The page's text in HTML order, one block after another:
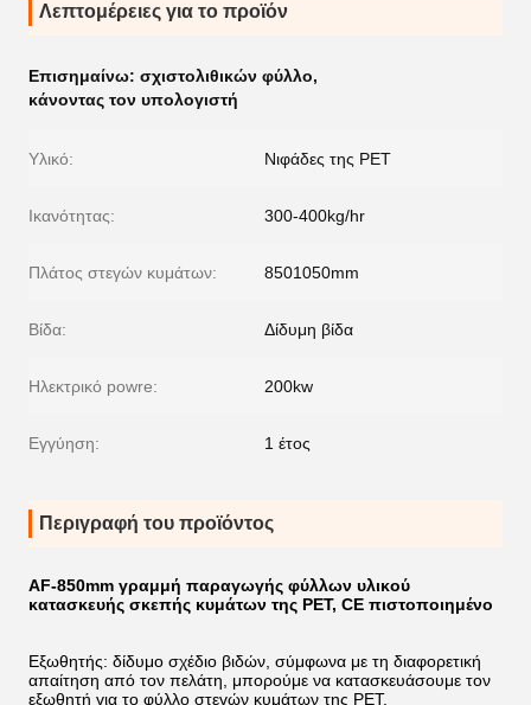
Λεπτομέρειες για το προϊόν
Επισημαίνω: σχιστολιθικών φύλλο,
κάνοντας τον υπολογιστή
Υλικό: Νιφάδες της PET
Ικανότητας: 300-400kg/hr
Πλάτος στεγών κυμάτων: 8501050mm
Βίδα: Δίδυμη βίδα
Ηλεκτρικό powre: 200kw
Εγγύηση: 1 έτος
Περιγραφή του προϊόντος
AF-850mm γραμμή παραγωγής φύλλων υλικού
κατασκευής σκεπής κυμάτων της PET, CE πιστοποιημένο
Εξωθητής: δίδυμο σχέδιο βιδών, σύμφωνα με τη διαφορετική
απαίτηση από τον πελάτη, μπορούμε να κατασκευάσουμε τον
εξωθητή για το φύλλο στεγών κυμάτων της PET.